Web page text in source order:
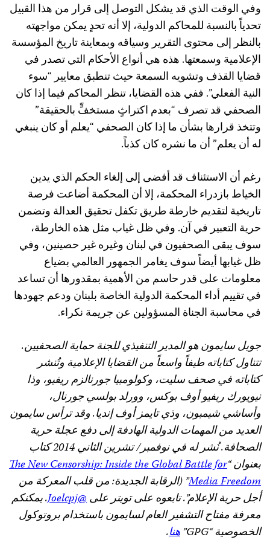
وفي الوقت الذي قد يشكل التوصل إلى قرار من هذا القبيل
تحدياً بالنسبة للمحاكم الدولية، إلا أنه تحدٍ يمكن مواجهته
بالنظر إلى محتوى التقرير وسياقه وبمعاينة تاريخ المؤسسة
الإعلامية وسمعتها. هذه هي أنواع الأحكام التي تصدر في
قضايا القذف وتشويه السمعة حيث تنطبق معايير “سوء
النية الفعلي”. ففي هذه القضايا، تنظر المحاكم فيما إذا كان
الصحفي قد تصرف “بعدم اكتراثٍ مستخفٍّ بالحقيقة”
وتتخذ قرارها بشأن ما إذا كان الصحفي “يعلم أو كان ينبغي
له أن يعلم” أن ما نشره كان كذباً.
رغم أن الاستئناف قد أفضى إلى إلغاء الحكم الذي يدين
الخياط بازدراء المحكمة، إلا أن المحكمة أضاعت فرصة
تاريخية لتقديم خارطة طريق تكفل تحقيق العدالة وتضمن
حرية التعبير في آن. وفي ظل غياب مثل هذه الخارطة،
سوف يبقى الصحفيون في لبنان وغيره غير حصينين، وفي
ظل غيابها أيضاً سوف يغامر الجمهور العالمي بضياع
معلومات على قدر حاسم من الأهمية بمقدورها أن تساعد
في تقييم أداء المحكمة الدولية الخاصة بلبنان ودعم جهودها
في محاسبة الجناة المسؤولين عن جريمة نكراء.
جويل سايمون هو المدير التنفيذي للجنة حماية الصحفيين.
تتناول كتاباته طيفاً واسعاً من القضايا الإعلامية وتُنشر
كتاباته في صحف سليت، وكولومبيا جورنالزم ريفيو، وذا
نيويورك ريفيو أوف بوكس، وورلد بولسي جورنال،
وأساشي شيمبون، وذي تايمز أوف إنديا. وقد ترأس سايمون
العديد من المهمات الدولية الهادفة إلى دفع عجلة حرية
الصحافة. نُشر له في نوفمبر/ تشرين الثاني 2014 كتاب
بعنوان “The New Censorship: Inside the Global Battle for
Media Freedom” (الرقابة الجديدة: من قلب المعركة من
أجل حرية الإعلام”. تابعوه على تويتر على@Joelcpj
. يمكنكم
معرفة مفتاح التشفير العام لسايمون باستخدام بروتوكول
الخصوصية “GPG”
هنا.